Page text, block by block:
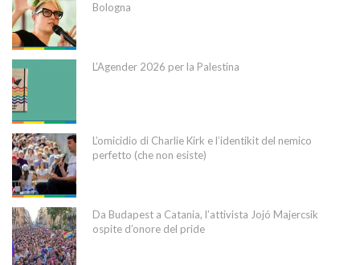
Bologna
L’Agender 2026 per la Palestina
L’omicidio di Charlie Kirk e l’identikit del nemico
perfetto (che non esiste)
Da Budapest a Catania, l’attivista Jojó Majercsik
ospite d’onore del pride